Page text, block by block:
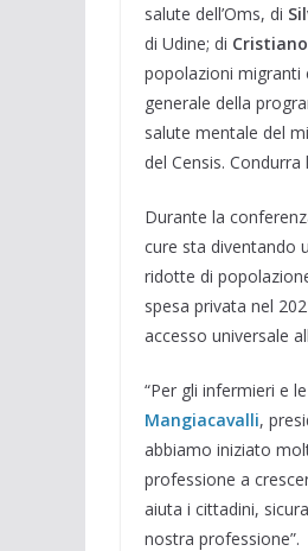
salute dell’Oms, di
di Udine; di
popolazioni migranti
generale della
salute mentale del
del Censis. Condurra
Durante la
cure sta diventando
ridotte di
spesa privata nel
accesso universale
“Per gli infermieri e
Mangiacavalli,
abbiamo iniziato
professione a
aiuta i cittadini,
nostra professione”.